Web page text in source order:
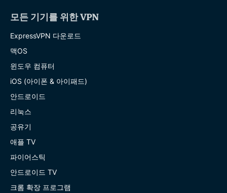
모든 기기를 위한 VPN
ExpressVPN 다운로드
맥OS
윈도우 컴퓨터
iOS (아이폰 & 아이패드)
안드로이드
리눅스
공유기
애플 TV
파이어스틱
안드로이드 TV
크롬 확장 프로그램